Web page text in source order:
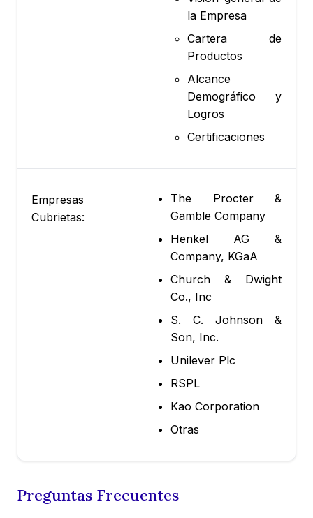
la Empresa
Cartera de
Productos
Alcance
Demográfico y
Logros
Certificaciones
Empresas
Cubrietas:
The Procter &
Gamble Company
Henkel AG &
Company, KGaA
Church & Dwight
Co., Inc
S. C. Johnson &
Son, Inc.
Unilever Plc
RSPL
Kao Corporation
Otras
Preguntas Frecuentes